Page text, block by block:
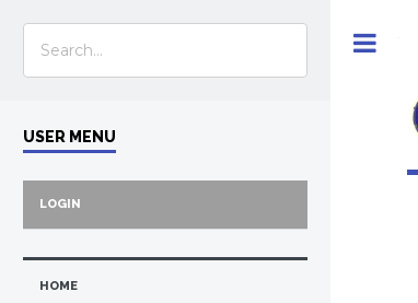
USER MENU
LOGIN
HOME